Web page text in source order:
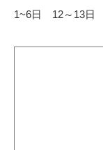
1~6日 12～13